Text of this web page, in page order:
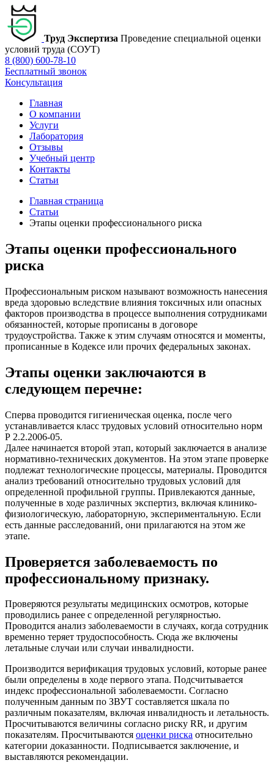
Труд Экспертиза Проведение специальной оценки
условий труда (СОУТ)
8 (800) 600-78-10
Бесплатный звонок
Консультация
Главная
О компании
Услуги
Лаборатория
Отзывы
Учебный центр
Контакты
Статьи
Главная страница
Статьи
Этапы оценки профессионального риска
Этапы оценки профессионального
риска
Профессиональным риском называют возможность нанесения
вреда здоровью вследствие влияния токсичных или опасных
факторов производства в процессе выполнения сотрудниками
обязанностей, которые прописаны в договоре
трудоустройства. Также к этим случаям относятся и моменты,
прописанные в Кодексе или прочих федеральных законах.
Этапы оценки заключаются в
следующем перечне:
Сперва проводится гигиеническая оценка, после чего
устанавливается класс трудовых условий относительно норм
Р 2.2.2006-05.
Далее начинается второй этап, который заключается в анализе
нормативно-технических документов. На этом этапе проверке
подлежат технологические процессы, материалы. Проводится
анализ требований относительно трудовых условий для
определенной профильной группы. Привлекаются данные,
полученные в ходе различных экспертиз, включая клинико-
физиологическую, лабораторную, экспериментальную. Если
есть данные расследований, они прилагаются на этом же
этапе.
Проверяется заболеваемость по
профессиональному признаку.
Проверяются результаты медицинских осмотров, которые
проводились ранее с определенной регулярностью.
Проводится анализ заболеваемости в случаях, когда сотрудник
временно теряет трудоспособность. Сюда же включены
летальные случаи или случаи инвалидности.
Производится верификация трудовых условий, которые ранее
были определены в ходе первого этапа. Подсчитывается
индекс профессиональной заболеваемости. Согласно
полученным данным по ЗВУТ составляется шкала по
различным показателям, включая инвалидность и летальность.
Просчитываются величины согласно риску RR, и другим
показателям. Просчитываются оценки риска относительно
категории доказанности. Подписывается заключение, и
выставляются рекомендации.